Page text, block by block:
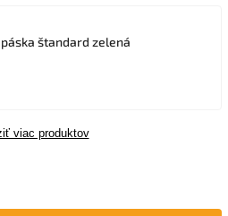
štandard zelená
viac produktov